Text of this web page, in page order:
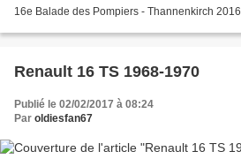
16e Balade des Pompiers - Thannenkirch 2016
Renault 16 TS 1968-1970
Publié le 02/02/2017 à 08:24
Par oldiesfan67